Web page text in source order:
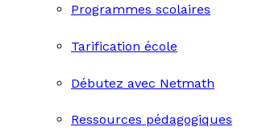
Programmes scolaires
Tarification école
Débutez avec Netmath
Ressources pédagogiques